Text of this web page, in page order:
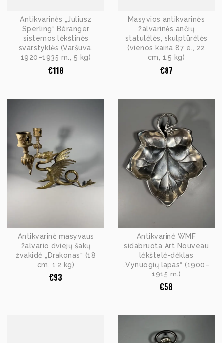
Antikvarinės „Juliusz
Sperling“ Béranger
sistemos lėkštinės
svarstyklės (Varšuva,
1920–1935 m., 5 kg)
€118
Masyvios antikvarinės
žalvarinės ančių
statulėlės, skulptūrėlės
(vienos kaina 87 e., 22
cm, 1,5 kg)
€87
Antikvarinė masyvaus
žalvario dviejų šakų
žvakidė „Drakonas“ (18
cm, 1,2 kg)
€93
Antikvarinė WMF
sidabruota Art Nouveau
lėkštelė-dėklas
„Vynuogių lapas“ (1900–
1915 m.)
€58